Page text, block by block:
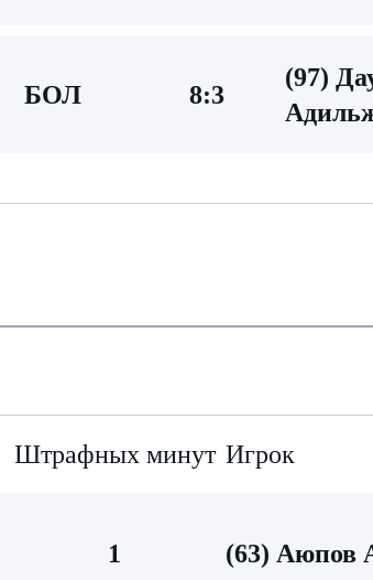
БОЛ 8:3
(97)
Штрафных минут Игрок
1 (63) Аюпов